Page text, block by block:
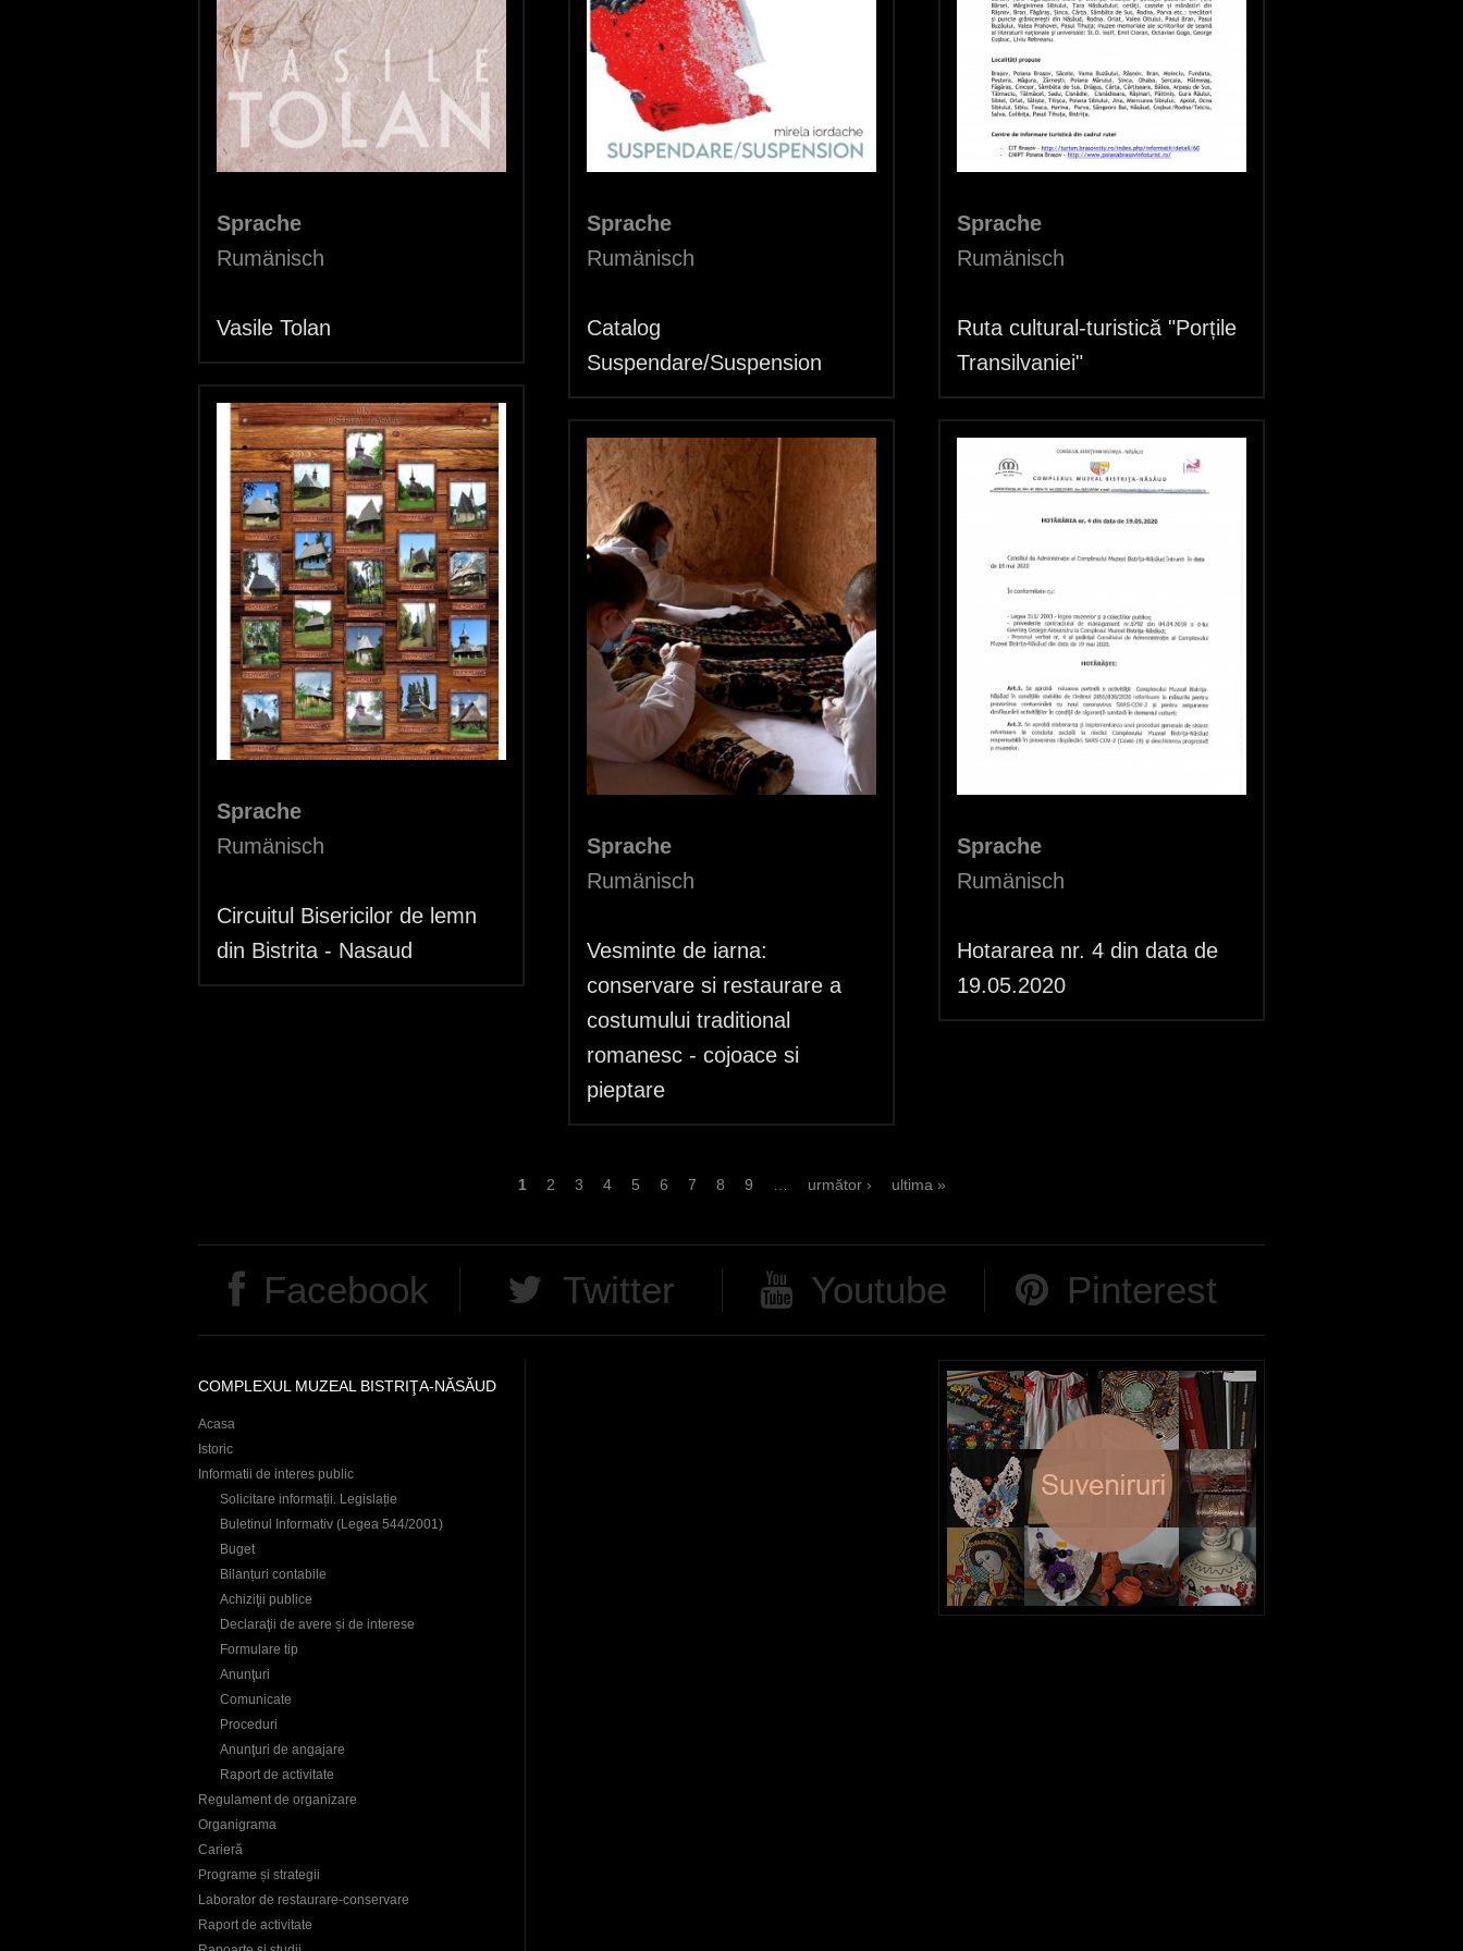
Sprache
Rumänisch
Vasile Tolan
Sprache
Rumänisch
Catalog
Suspendare/Suspension
Sprache
Rumänisch
Ruta cultural-turistică "Porțile
Transilvaniei"
Sprache
Rumänisch
Circuitul Bisericilor de lemn
din Bistrita - Nasaud
Sprache
Rumänisch
Vesminte de iarna:
conservare si restaurare a
costumului traditional
romanesc - cojoace si
pieptare
Sprache
Rumänisch
Hotararea nr. 4 din data de
19.05.2020
e
1 2 3 4 5 6 7 8 9 următor › ultima »
Facebook Twitter Youtube Pinterest
COMPLEXUL MUZEAL BISTRIŢA-NĂSĂUD
Acasa
Istoric
Informatii de interes public
Solicitare informații. Legislație
Buletinul Informativ (Legea 544/2001)
Buget
Bilanțuri contabile
Achiziţii publice
Declaraţii de avere și de interese
Formulare tip
Anunţuri
Comunicate
Proceduri
Anunţuri de angajare
Raport de activitate
Regulament de organizare
Organigrama
Carieră
Programe și strategii
Laborator de restaurare-conservare
Raport de activitate